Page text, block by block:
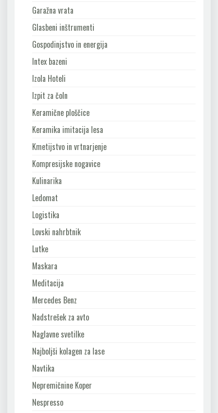
Garažna vrata
Glasbeni inštrumenti
Gospodinjstvo in energija
Intex bazeni
Izola Hoteli
Izpit za čoln
Keramične ploščice
Keramika imitacija lesa
Kmetijstvo in vrtnarjenje
Kompresijske nogavice
Kulinarika
Ledomat
Logistika
Lovski nahrbtnik
Lutke
Maskara
Meditacija
Mercedes Benz
Nadstrešek za avto
Naglavne svetilke
Najboljši kolagen za lase
Navtika
Nepremičnine Koper
Nespresso